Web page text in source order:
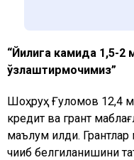
“Йилига камида 1,5-2
ўзлаштирмоқчимиз”
Шоҳруҳ Ғуломов 12,4
кредит ва грант
маълум қилди.
чиқиб белгиланишини